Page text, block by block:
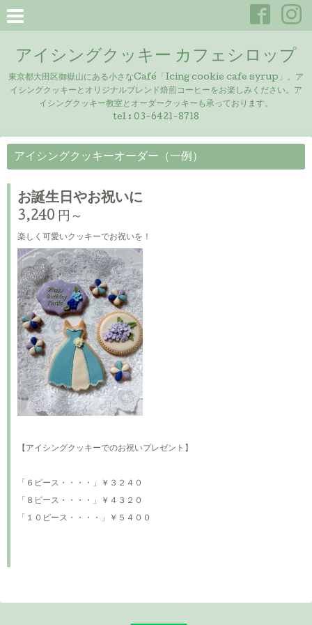
アイシングクッキー カフェシロップ
東京都大田区御嶽山にある小さなCafé「Icing cookie cafe syrup」。ア
イシングクッキーとオリジナルブレンド焙煎コーヒーをお楽しみください。ア
イシングクッキー教室とオーダークッキーも承っております。
tel : 03-6421-8718
アイシングクッキーオーダー（一例）
お誕生日やお祝いに
3,240 円～
楽しく可愛いクッキーでお祝いを！
【アイシングクッキーでのお祝いプレゼント】
「６ピース・・・・」￥３２４０
「８ピース・・・・」￥４３２０
「１０ピース・・・・」￥５４００